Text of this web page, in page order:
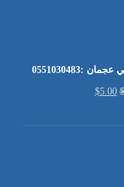
:0551030483
$
$5.00